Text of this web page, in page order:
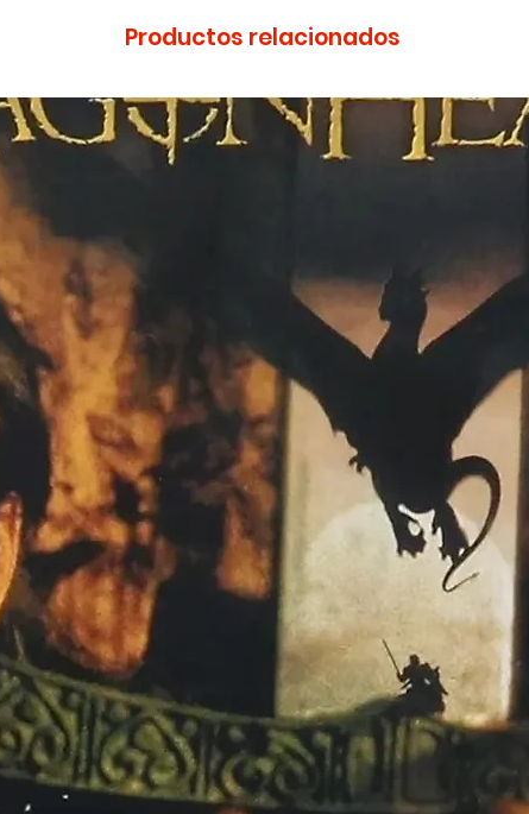
Productos relacionados